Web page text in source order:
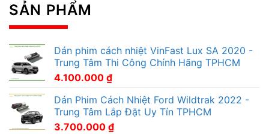
SẢN PHẨM
Dán phim cách nhiệt VinFast Lux SA 2020 -
Trung Tâm Thi Công Chính Hãng TPHCM
4.100.000 ₫
Dán Phim Cách Nhiệt Ford Wildtrak 2022 -
Trung Tâm Lắp Đặt Uy Tín TPHCM
3.700.000 ₫